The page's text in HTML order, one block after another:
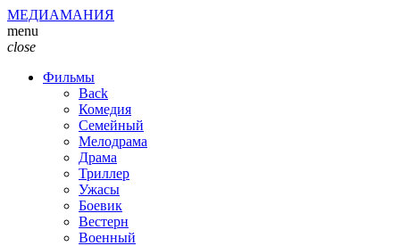
МЕДИАМАНИЯ
menu
close
Фильмы
Back
Комедия
Семейный
Мелодрама
Драма
Триллер
Ужасы
Боевик
Вестерн
Военный